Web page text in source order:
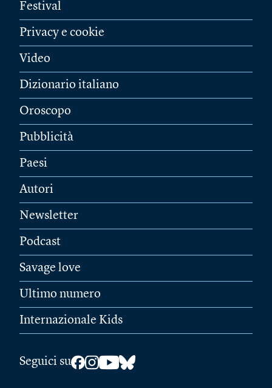
Festival
Privacy e cookie
Video
Dizionario italiano
Oroscopo
Pubblicità
Paesi
Autori
Newsletter
Podcast
Savage love
Ultimo numero
Internazionale Kids
Seguici su